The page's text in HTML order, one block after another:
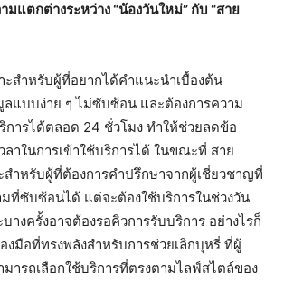
มแตกต่างระหว่าง “น้องวันใหม่” กับ “สาย
ะสำหรับผู้ที่อยากได้คำแนะนำเบื้องต้น
ลแบบง่าย ๆ ไม่ซับซ้อน และต้องการความ
การได้ตลอด 24 ชั่วโมง ทำให้ช่วยลดข้อ
ลาในการเข้าใช้บริการได้ ในขณะที่ สาย
สำหรับผู้ที่ต้องการคำปรึกษาจากผู้เชี่ยวชาญที่
ที่ซับซ้อนได้ แต่จะต้องใช้บริการในช่วงวัน
างครั้งอาจต้องรอคิวการรับบริการ อย่างไรก็
งมือที่ทรงพลังสำหรับการช่วยเลิกบุหรี่ ที่ผู้
มารถเลือกใช้บริการที่ตรงตามไลฟ์สไตล์ของ